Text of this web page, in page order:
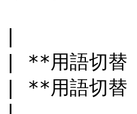
|
| **用語切替
| **用語切替